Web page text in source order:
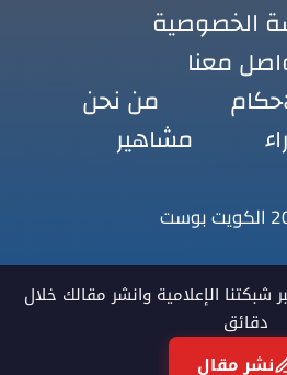
الخصوصية
معنا
من نحن
مشاهير
شبكتنا الإعلامية وانشر مقالك خلال
دقائق
نشر مقال